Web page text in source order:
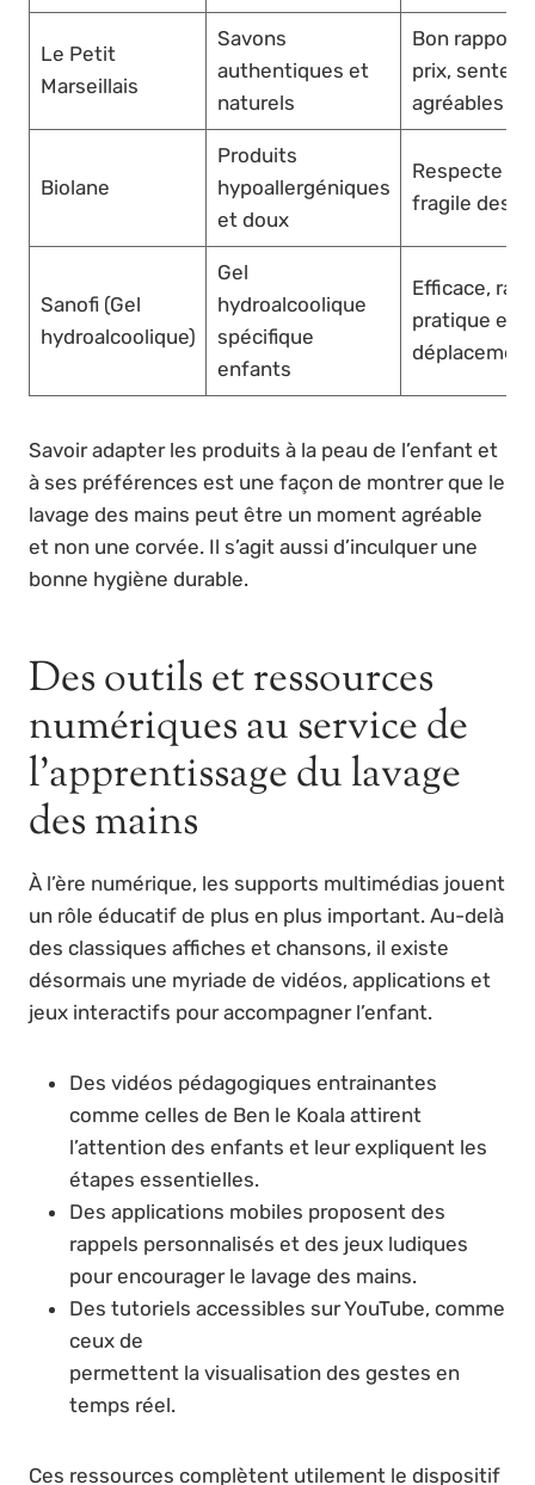
Le Petit
Marseillais
Savons
authentiques et
naturels
Bon rapport
prix,
agréables
Biolane
Produits
hypoallergéniques
et doux
Respecte la
fragile des
Sanofi (Gel
hydroalcoolique)
Gel
hydroalcoolique
spécifique
enfants
Efficace,
pratique en
déplacement
Savoir adapter les produits à la peau de l’enfant et
à ses préférences est une façon de montrer que le
lavage des mains peut être un moment agréable
et non une corvée. Il s’agit aussi d’inculquer une
bonne hygiène durable.
Des outils et ressources
numériques au service de
l’apprentissage du lavage
des mains
À l’ère numérique, les supports multimédias jouent
un rôle éducatif de plus en plus important. Au-delà
des classiques affiches et chansons, il existe
désormais une myriade de vidéos, applications et
jeux interactifs pour accompagner l’enfant.
Des vidéos pédagogiques entrainantes
comme celles de Ben le Koala attirent
l’attention des enfants et leur expliquent les
étapes essentielles.
Des applications mobiles proposent des
rappels personnalisés et des jeux ludiques
pour encourager le lavage des mains.
Des tutoriels accessibles sur YouTube, comme
ceux de
permettent la visualisation des gestes en
temps réel.
Ces ressources complètent utilement le dispositif